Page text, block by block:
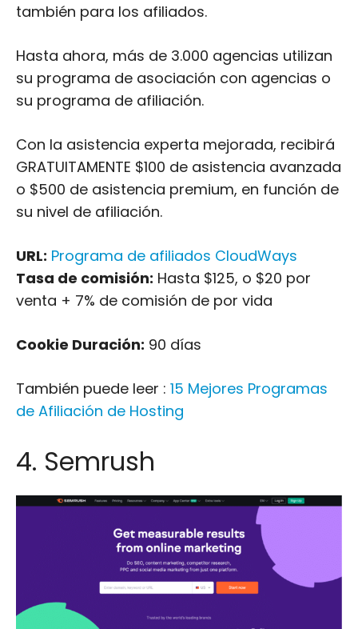
también para los afiliados.
Hasta ahora, más de 3.000 agencias utilizan
su programa de asociación con agencias o
su programa de afiliación.
Con la asistencia experta mejorada, recibirá
GRATUITAMENTE $100 de asistencia avanzada
o $500 de asistencia premium, en función de
su nivel de afiliación.
URL: Programa de afiliados CloudWays
Tasa de comisión: Hasta $125, o $20 por
venta + 7% de comisión de por vida
Cookie Duración: 90 días
También puede leer : 15 Mejores Programas
de Afiliación de Hosting
4. Semrush